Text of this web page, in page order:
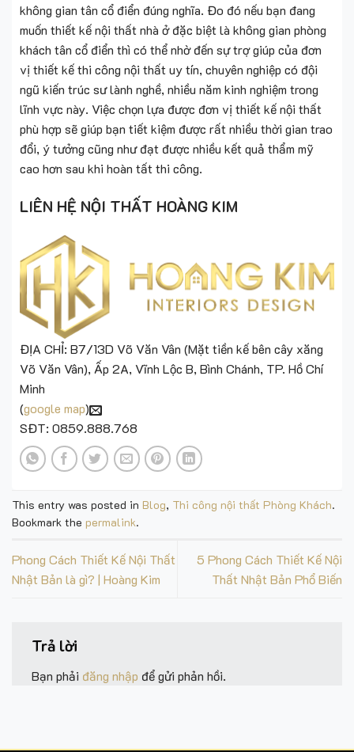
không gian tân cổ điển đúng nghĩa. Đo đó nếu bạn đang
muốn thiết kế nội thất nhà ở đặc biệt là không gian phòng
khách tân cổ điển thì có thể nhờ đến sự trợ giúp của đơn
vị thiết kế thi công nội thất uy tín, chuyên nghiệp có đội
ngũ kiến trúc sư lành nghề, nhiều năm kinh nghiệm trong
lĩnh vực này. Việc chọn lựa được đơn vị thiết kế nội thất
phù hợp sẽ giúp bạn tiết kiệm được rất nhiều thời gian trao
đổi, ý tưởng cũng như đạt được nhiều kết quả thẩm mỹ
cao hơn sau khi hoàn tất thi công.
LIÊN HỆ NỘI THẤT HOÀNG KIM
ĐỊA CHỈ: B7/13D Võ Văn Vân (Mặt tiền kế bên cây xăng
Võ Văn Vân), Ấp 2A, Vĩnh Lộc B, Bình Chánh, TP. Hồ Chí
Minh
(google map)
SĐT: 0859.888.768
This entry was posted in Blog, Thi công nội thất Phòng Khách.
Bookmark the permalink.
Phong Cách Thiết Kế Nội Thất
Nhật Bản là gì? | Hoàng Kim
5 Phong Cách Thiết Kế Nội
Thất Nhật Bản Phổ Biến
Trả lời
Bạn phải đăng nhập để gửi phản hồi.